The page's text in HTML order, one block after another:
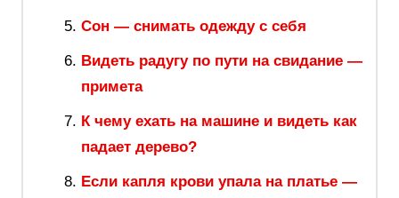
Сон — снимать одежду с себя
Видеть радугу по пути на свидание —
примета
К чему ехать на машине и видеть как
падает дерево?
Если капля крови упала на платье —